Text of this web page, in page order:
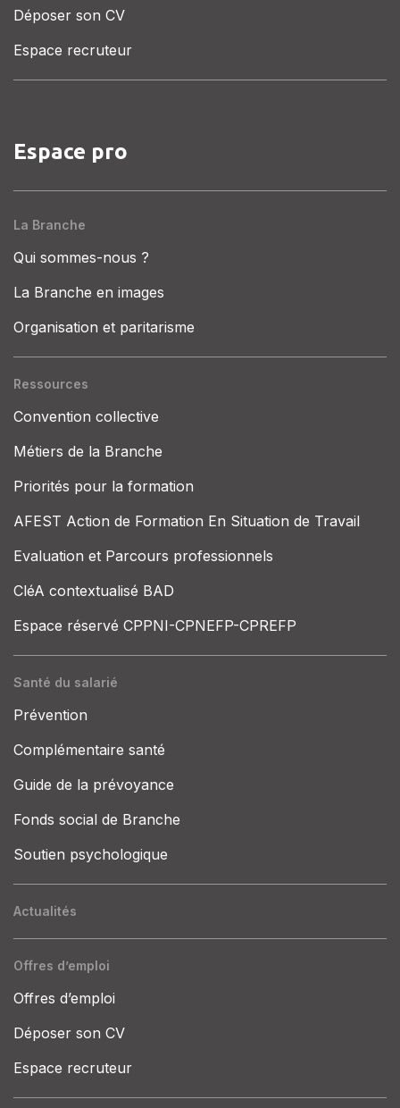
Déposer son CV
Espace recruteur
Espace pro
La Branche
Qui sommes-nous ?
La Branche en images
Organisation et paritarisme
Ressources
Convention collective
Métiers de la Branche
Priorités pour la formation
AFEST Action de Formation En Situation de Travail
Evaluation et Parcours professionnels
CléA contextualisé BAD
Espace réservé CPPNI-CPNEFP-CPREFP
Santé du salarié
Prévention
Complémentaire santé
Guide de la prévoyance
Fonds social de Branche
Soutien psychologique
Actualités
Offres d’emploi
Offres d’emploi
Déposer son CV
Espace recruteur